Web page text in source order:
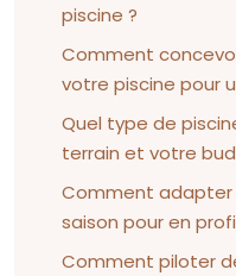
piscine ?
Comment
votre piscine pour
Quel type de
terrain et votre
Comment adapter
saison pour en
Comment piloter